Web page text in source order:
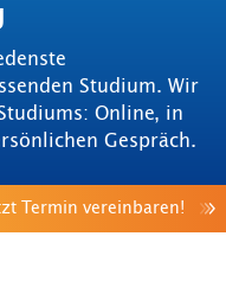
Studium. Wir
Online, in
Gespräch.
Termin vereinbaren!